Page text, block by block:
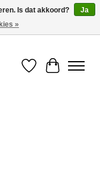
Verlanglijst
Is dat akkoord?
Ja
»